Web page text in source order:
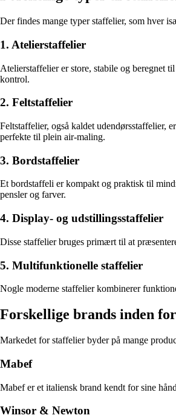
Der findes mange typer staffelier, som hver
1. Atelierstaffelier
Atelierstaffelier er store, stabile og beregnet
kontrol.
2. Feltstaffelier
Feltstaffelier, også kaldet udendørsstaffelier,
perfekte til plein air-maling.
3. Bordstaffelier
Et bordstaffeli er kompakt og praktisk til
pensler og farver.
4. Display- og udstillingsstaffelier
Disse staffelier bruges primært til at
5. Multifunktionelle staffelier
Nogle moderne staffelier kombinerer
Forskellige brands inden
Markedet for staffelier byder på mange
Mabef
Mabef er et italiensk brand kendt for sine
Winsor & Newton